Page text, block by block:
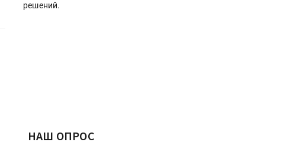
решений.
НАШ ОПРОС